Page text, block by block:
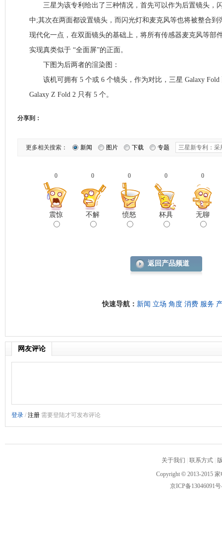
三星为该专利给出了三种情况，首先可以作为后置镜头，
中;其次在两面都设置镜头，而闪光灯和麦克风等也将被整合到
现代化一点，在双面镜头的基础上，将所有传感器麦克风等部
实现真类似于 “全面屏”的正面。
下图为后两者的渲染图：
该机可拥有 5 个或 6 个镜头，作为对比，三星 Galaxy Fold
Galaxy Z Fold 2 只有 5 个。
分享到：
更多相关搜索： 新闻 图片 下载 专题
0
震惊
0
不解
0
愤怒
0
杯具
0
无聊
返回产品频道
快速导航： 新闻 立场 角度 消费 服务
网友评论
关于我们 联系方式
Copyright © 2013-2015
京ICP备13046091号